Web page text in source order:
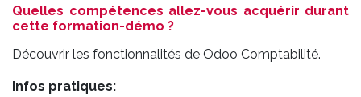
Quelles compétences allez-vous acquérir durant
cette formation-démo ?
Découvrir les fonctionnalités de Odoo Comptabilité.
Infos pratiques: